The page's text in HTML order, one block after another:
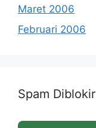
Maret 2006
Februari 2006
Spam Diblokir